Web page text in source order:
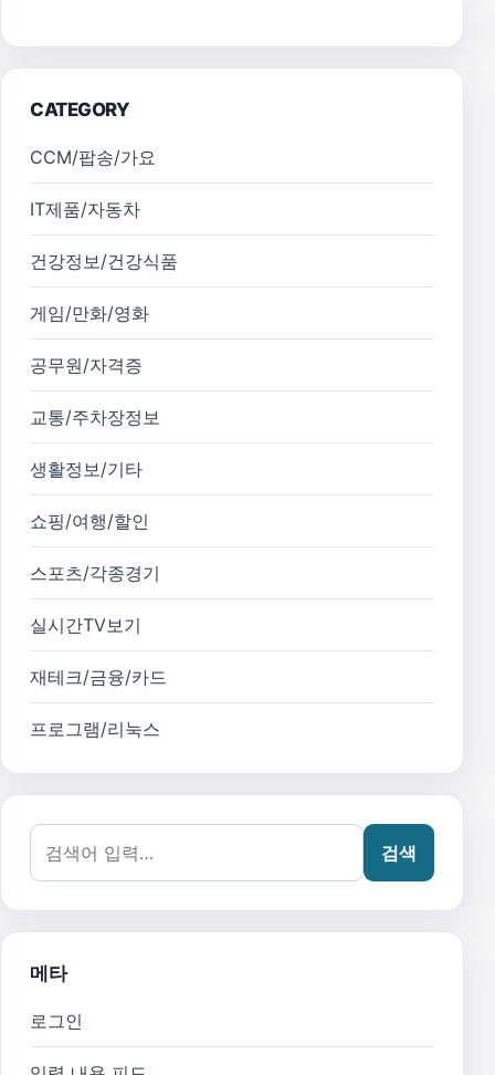
CATEGORY
CCM/팝송/가요
IT제품/자동차
건강정보/건강식품
게임/만화/영화
공무원/자격증
교통/주차장정보
생활정보/기타
쇼핑/여행/할인
스포츠/각종경기
실시간TV보기
재테크/금융/카드
프로그램/리눅스
검색어:
검색
메타
로그인